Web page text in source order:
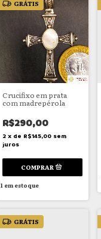
GRÁTIS
Crucifixo em prata
com madrepérola
R$290,00
2 x de R$145,00 sem
juros
1em estoque
GRÁTIS